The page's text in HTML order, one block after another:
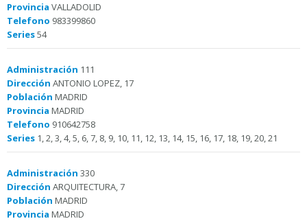
Provincia VALLADOLID
Telefono 983399860
Series54
Administración 111
Dirección ANTONIO LOPEZ, 17
Población MADRID
Provincia MADRID
Telefono 910642758
Series 1, 2, 3, 4, 5, 6, 7, 8, 9, 10, 11, 12, 13, 14, 15, 16, 17, 18, 19, 20, 21
Administración 330
Dirección ARQUITECTURA, 7
Población MADRID
Provincia MADRID